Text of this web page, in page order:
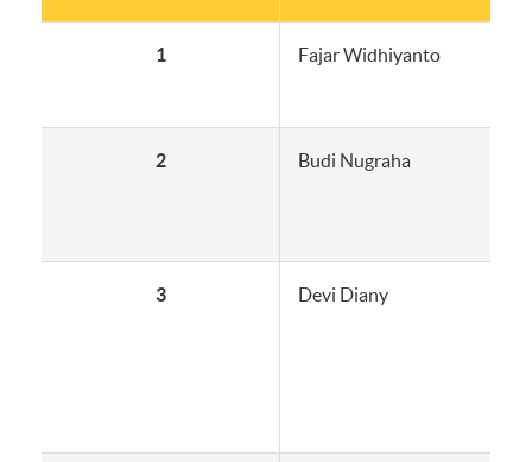
1 Fajar Widhiyanto
2 Budi Nugraha
3 Devi Diany